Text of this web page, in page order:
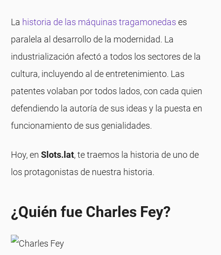
La historia de las máquinas tragamonedas es
paralela al desarrollo de la modernidad. La
industrialización afectó a todos los sectores de la
cultura, incluyendo al de entretenimiento. Las
patentes volaban por todos lados, con cada quien
defendiendo la autoría de sus ideas y la puesta en
funcionamiento de sus genialidades.
Hoy, enSlots.lat, te traemos la historia de uno de
los protagonistas de nuestra historia.
¿Quién fue Charles Fey?